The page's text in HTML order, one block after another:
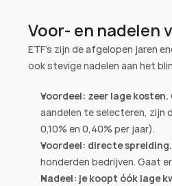
Voor- en nadelen
ETF's zijn de afgelopen jaren
ook stevige nadelen aan het
Voordeel: zeer lage kosten.
aandelen te selecteren, zijn
0,10% en 0,40% per jaar).
Voordeel: directe spreiding.
honderden bedrijven. Gaat
Nadeel: je koopt óók lage